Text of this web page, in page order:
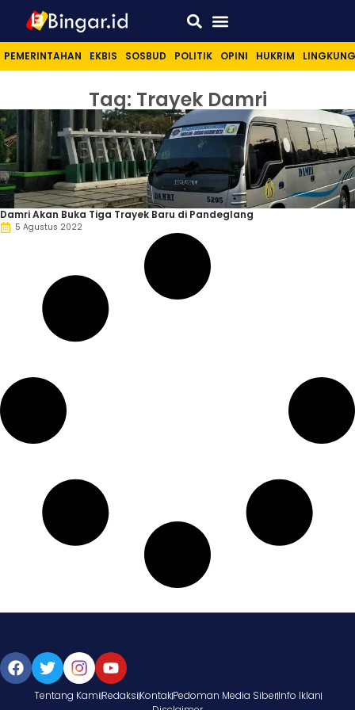
PEMERINTAHAN EKBIS SOSBUD POLITIK OPINI HUKRIM
Tag: Trayek Damri
Damri Akan Buka Tiga Trayek Baru di Pandeglang
5 Agustus 2022
Tentang KamiRedaksiKontakPedoman Media SiberInfo Iklan